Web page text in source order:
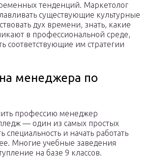
тенденций. Маркетолог
существующие культурные
дух времени, знать, какие
в профессиональной среде,
соответствующие им стратегии
менеджера по
профессию менеджер
— один из самых простых
специальность и начать работать
Многие учебные заведения
на базе 9 классов.